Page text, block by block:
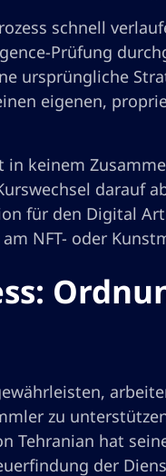
schnell
Prüfung
ursprüngliche
eigenen,
in keinem
darauf
für den Digital
NFT- oder
zu
Tehranian hat
der